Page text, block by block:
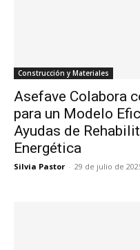
Construcción y Materiales
Asefave Colabora
para un Modelo
Ayudas de
Energética
Silvia Pastor - 29 de julio de